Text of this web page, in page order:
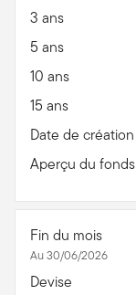
3 ans
5 ans
10 ans
15 ans
Date de création
Aperçu du fonds
Fin du mois
Au 30/06/2026
Devise